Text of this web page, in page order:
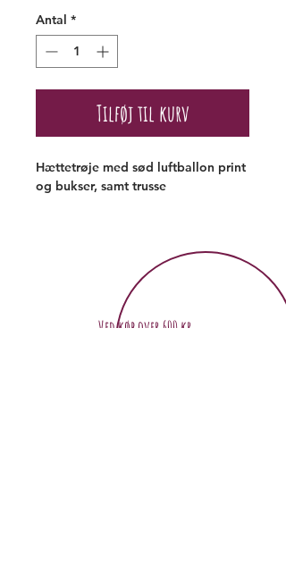
Antal *
Tilføj til kurv
Hættetrøje med sød luftballon print
og bukser, samt trusse
Ved køb over 600 kr